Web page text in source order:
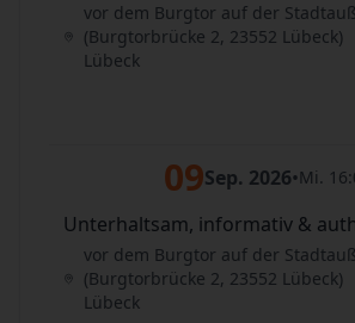
vor dem Burgtor auf der
(Burgtorbrücke 2, 23552 Lübeck)
Lübeck
09Sep. 2026•Mi.
Unterhaltsam, informativ &
vor dem Burgtor auf der
(Burgtorbrücke 2, 23552 Lübeck)
Lübeck